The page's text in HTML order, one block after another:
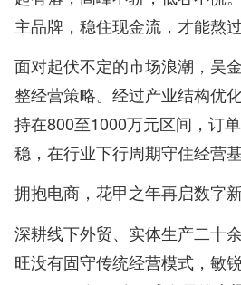
主品牌，稳住现金流，才能熬
面对起伏不定的市场浪潮，吴
整经营策略。经过产业结构优
持在800至1000万元区间，订
稳，在行业下行周期守住经营基
拥抱电商，花甲之年再启数字
深耕线下外贸、实体生产二十
旺没有固守传统经营模式，敏